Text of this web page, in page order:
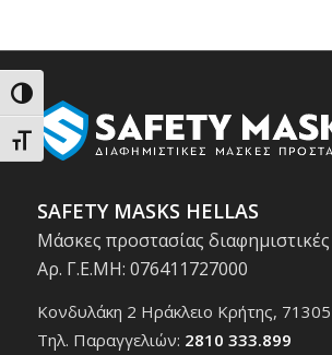
Εναλλαγή Υψηλής Αντίθεσης
Εναλλαγή Μεγέθους Γραμμάτων
SAFETY MASKS HELLAS
Μάσκες προστασίας διαφημιστικές
Αρ. Γ.Ε.ΜΗ: 076411727000
Κονδυλάκη 2 Ηράκλειο Κρήτης, 71305
Τηλ. Παραγγελιών: 2810 333.899